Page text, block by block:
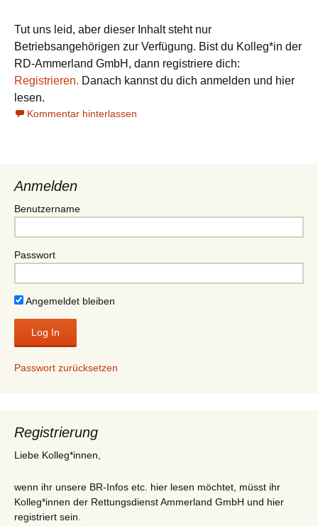
Tut uns leid, aber dieser Inhalt steht nur
Betriebsangehörigen zur Verfügung. Bist du Kolleg*in der
RD-Ammerland GmbH, dann registriere dich:
Registrieren. Danach kannst du dich anmelden und hier
lesen.
Kommentar hinterlassen
Anmelden
Benutzername
Passwort
Angemeldet bleiben
Passwort zurücksetzen
Registrierung
Liebe Kolleg*innen,
wenn ihr unsere BR-Infos etc. hier lesen möchtet, müsst ihr
Kolleg*innen der Rettungsdienst Ammerland GmbH und hier
registriert sein.